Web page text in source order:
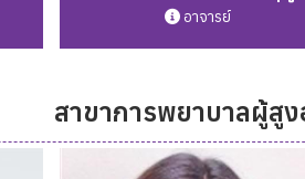
อาจารย์
Phone: 0 5446 6666 ต่อ
Mail: kesorn.ke@up.ac.th
สาขาการพยาบาลผู้สูง